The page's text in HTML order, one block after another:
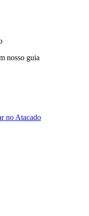
nosso guia
no Atacado